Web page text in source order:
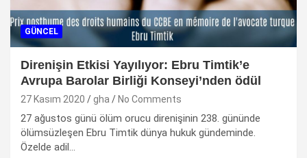
GÜNCEL
Direnişin Etkisi Yayılıyor: Ebru Timtik’e
Avrupa Barolar Birliği Konseyi’nden ödül
27 Kasım 2020 gha No Comments
27 ağustos günü ölüm orucu direnişinin 238. gününde
ölümsüzleşen Ebru Timtik dünya hukuk gündeminde.
Özelde adil…